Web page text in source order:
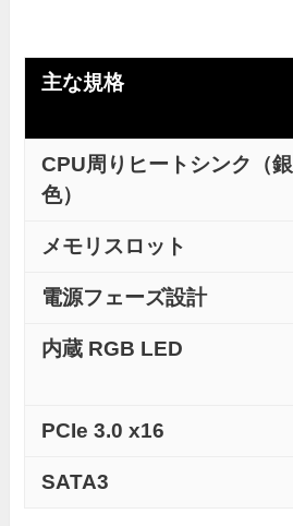
主な規格
CPU周りヒートシンク（銀
色）
メモリスロット
電源フェーズ設計
内蔵 RGB LED
PCIe 3.0 x16
SATA3